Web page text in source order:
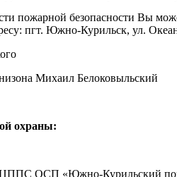
пожарной безопасности Вы
пгт. Южно-Курильск, ул.
Михаил Белоковыльский
охраны:
ЦППС ОСП «Южно-Курильский